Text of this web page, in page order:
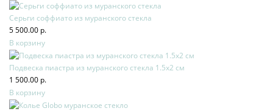
Серьги соффиато из муранского стекла
5 500.00 р.
В корзину
Подвеска пиастра из муранского стекла 1.5х2 см
1 500.00 р.
В корзину